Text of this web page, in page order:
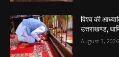
विश्व की
उत्तराखण्ड,
August 3, 2026